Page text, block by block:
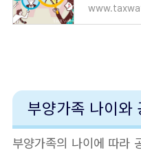
부양가족 나이와
부양가족의 나이에 따라